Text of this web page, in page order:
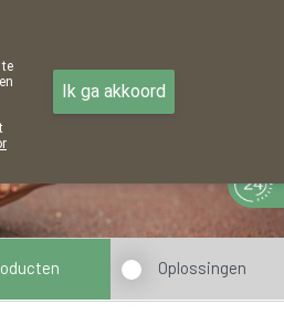
61 31
Oplossingen
Ik ga akkoord